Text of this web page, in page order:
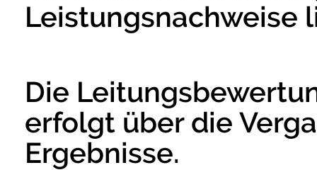
Leistungsnachweise
Die
erfolgt über die
Ergebnisse.